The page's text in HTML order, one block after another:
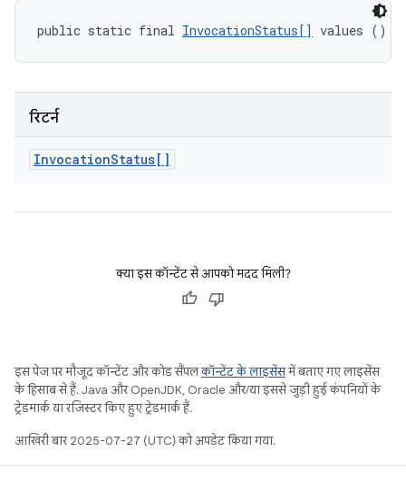
public static final InvocationStatus[] values ()
रिटर्न
InvocationStatus[]
क्या इस कॉन्टेंट से आपको मदद मिली?
इस पेज पर मौजूद कॉन्टेंट और कोड सैंपलकॉन्टेंट के लाइसेंसमें बताए गए लाइसेंस
के हिसाब से हैं. Java और OpenJDK, Oracle और/या इससे जुड़ी हुई कंपनियों के
ट्रेडमार्क या रजिस्टर किए हुए ट्रेडमार्क हैं.
आखिरी बार 2025-07-27 (UTC) को अपडेट किया गया.